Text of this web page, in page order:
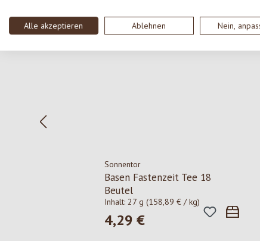
Alle akzeptieren Ablehnen Nein,
Sonnentor
Basen Fastenzeit Tee 18
Beutel
Inhalt:27 g(158,89 € / kg)
Regulärer Preis:
4,29 €